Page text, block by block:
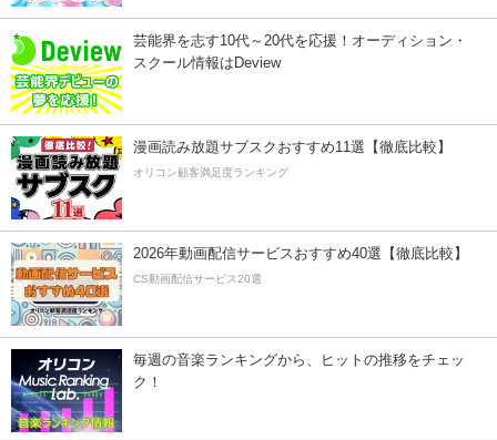
芸能界を志す10代～20代を応援！オーディション・
スクール情報はDeview
漫画読み放題サブスクおすすめ11選【徹底比較】
オリコン顧客満足度ランキング
2026年動画配信サービスおすすめ40選【徹底比較】
CS動画配信サービス20選
毎週の音楽ランキングから、ヒットの推移をチェッ
ク！